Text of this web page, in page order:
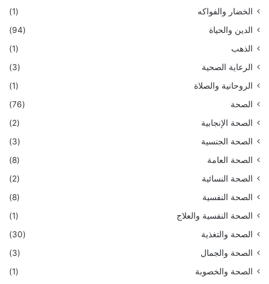
الخضار والفواكه
(1)
الدين والحياة
(94)
الذهب
(1)
الرعاية الصحية
(3)
الروحانية والصلاة
(1)
الصحة
(76)
الصحة الإنجابية
(2)
الصحة الجنسية
(3)
الصحة العامة
(8)
الصحة النسائية
(2)
الصحة النفسية
(8)
الصحة النفسية والعلاج
(1)
الصحة والتغذية
(30)
الصحة والجمال
(3)
الصحة والخصوبة
(1)